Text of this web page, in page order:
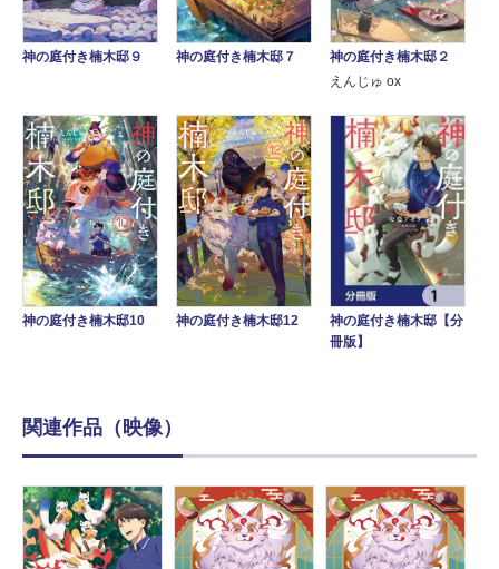
神の庭付き楠木邸９ 神の庭付き楠木邸７
神の庭付き楠木邸２
えんじゅ ox
神の庭付き楠木邸10 神の庭付き楠木邸12
神の庭付き楠木邸【分
冊版】
関連作品（映像）